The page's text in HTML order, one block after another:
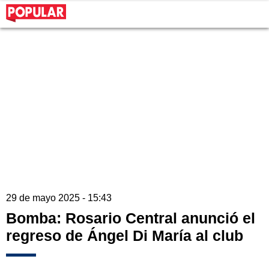
29 de mayo 2025 - 15:43
Bomba: Rosario Central anunció el
regreso de Ángel Di María al club